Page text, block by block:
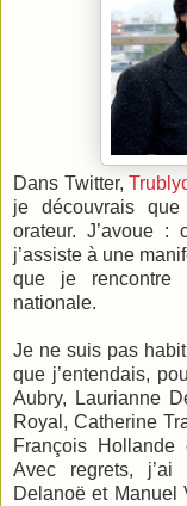
Dans Twitter,
je découvrais
orateur. J’avoue
j’assiste à une
que je rencontre
nationale.
Je ne suis pas
que j’entendais,
Aubry, Laurianne
Royal, Catherine
François Hollande
Avec regrets, j’ai
Delanoë et Manuel